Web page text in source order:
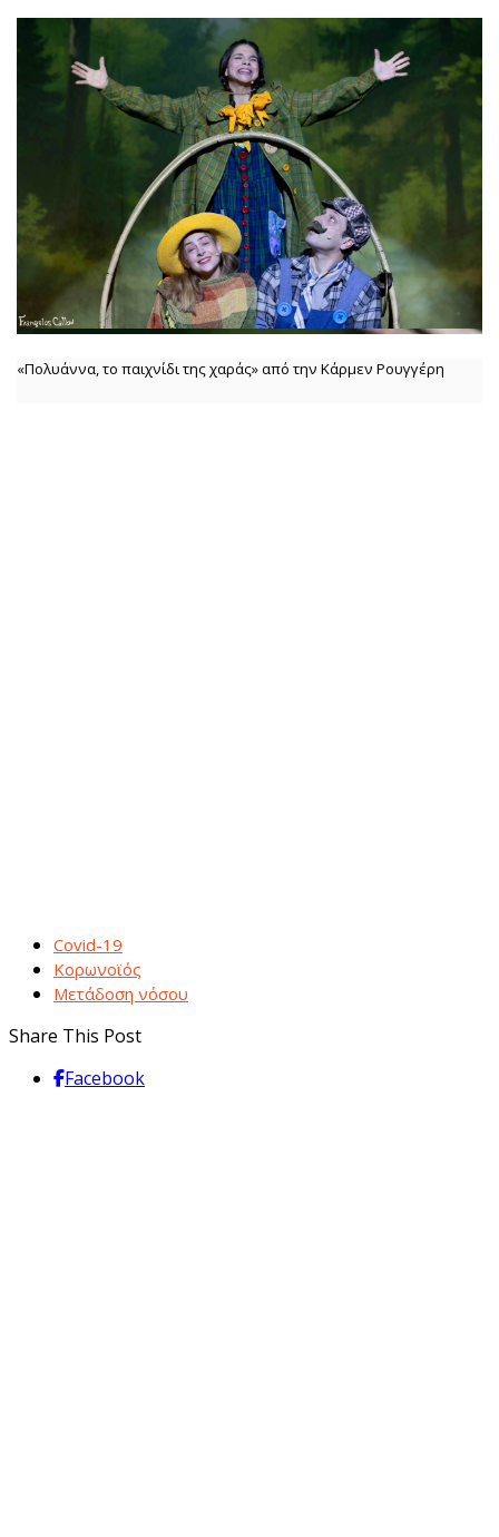
«Πολυάννα, το παιχνίδι της χαράς» από την Κάρμεν Ρουγγέρη
Covid-19
Κορωνοϊός
Μετάδοση νόσου
Share This Post
Facebook